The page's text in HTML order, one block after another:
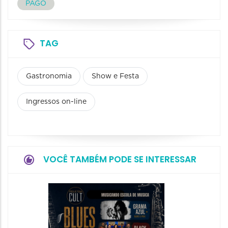
PAGO
TAG
Gastronomia Show e Festa
Ingressos on-line
VOCÊ TAMBÉM PODE SE INTERESSAR